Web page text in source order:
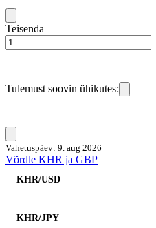
Teisenda
Tulemust soovin ühikutes:
Vahetuspäev: 9. aug 2026
Võrdle KHR ja GBP
KHR/USD
KHR/JPY